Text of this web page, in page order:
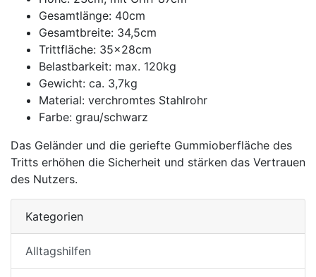
Gesamtlänge: 40cm
Gesamtbreite: 34,5cm
Trittfläche: 35x28cm
Belastbarkeit: max. 120kg
Gewicht: ca. 3,7kg
Material: verchromtes Stahlrohr
Farbe: grau/schwarz
Das Geländer und die geriefte Gummioberfläche des
Tritts erhöhen die Sicherheit und stärken das Vertrauen
des Nutzers.
Kategorien
Alltagshilfen